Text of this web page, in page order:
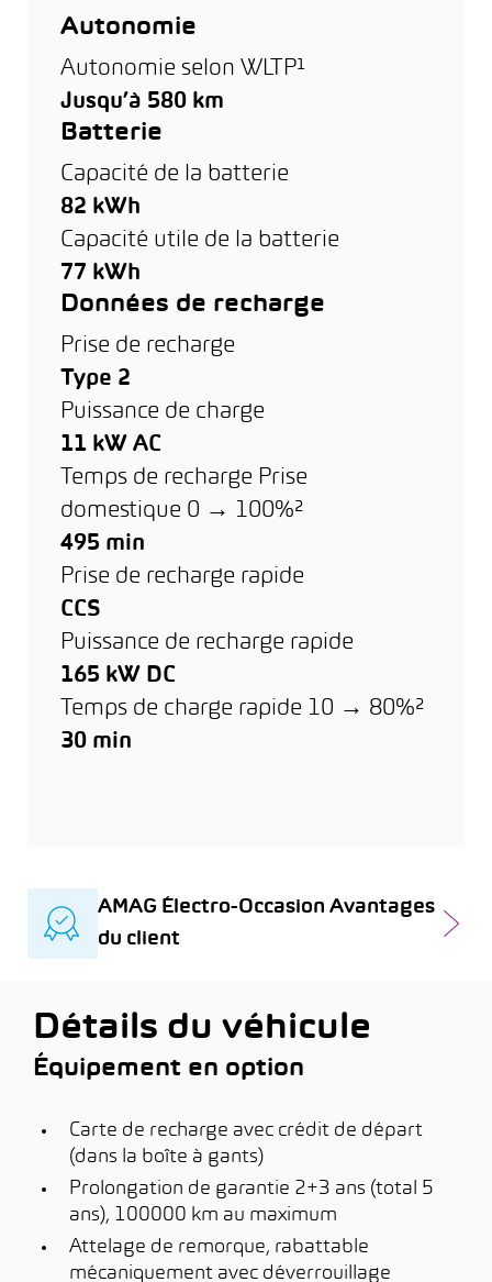
Autonomie
Autonomie selon WLTP¹
Jusqu’à 580 km
Batterie
Capacité de la batterie
82 kWh
Capacité utile de la batterie
77 kWh
Données de recharge
Prise de recharge
Type 2
Puissance de charge
11 kW AC
Temps de recharge Prise
domestique 0 → 100%²
495 min
Prise de recharge rapide
CCS
Puissance de recharge rapide
165 kW DC
Temps de charge rapide 10 → 80%²
30 min
AMAG Électro-Occasion Avantages
du client
Détails du véhicule
Équipement en option
Carte de recharge avec crédit de départ
(dans la boîte à gants)
Prolongation de garantie 2+3 ans (total 5
ans), 100000 km au maximum
Attelage de remorque, rabattable
mécaniquement avec déverrouillage